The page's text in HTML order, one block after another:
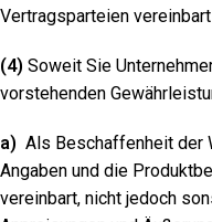
Vertragsparteien
(4) Soweit Sie
vorstehenden
a) Als Beschaffenheit der
Angaben und die
vereinbart, nicht jedoch